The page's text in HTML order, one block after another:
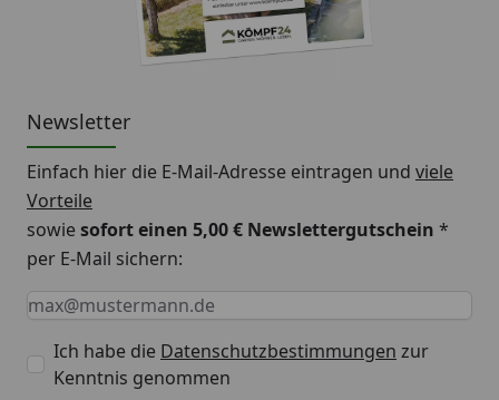
Newsletter
Einfach hier die E-Mail-Adresse eintragen und viele
Vorteile
sowiesofort einen 5,00 € Newslettergutschein *
per E-Mail sichern:
Keine Eingabe erforderlich
Eingabe erforderlich
E-Mail *
Ich habe die Datenschutzbestimmungen zur
Kenntnis genommen